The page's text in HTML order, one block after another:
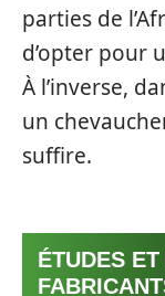
parties de
d’opter pour
À l’inverse,
un
suffire.
ÉTUDES